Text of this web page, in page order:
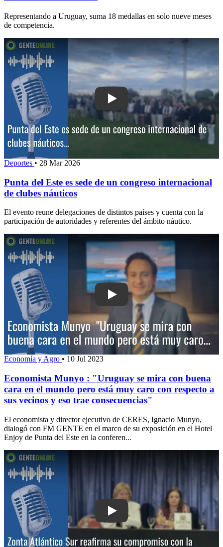
Representando a Uruguay, suma 18 medallas en solo nueve meses
de competencia.
Play: Punta del Este es sede de un
Deportes • 28 Mar 2026
Punta del Este es sede de un congreso internacional
de clubes náuticos
El evento reune delegaciones de distintos países y cuenta con la
participación de autoridades y referentes del ámbito náutico.
Play: Economista Munyo : "Uruguay
Economía y Agro • 10 Jul 2023
Economista Munyo : "Uruguay se mira con buena
cara en el mundo pero está muy caro con respecto a
sus vecinos y eso trae consecuencias"
El economista y director ejecutivo de CERES, Ignacio Munyo,
dialogó con FM GENTE en el marco de su exposición en el Hotel
Enjoy de Punta del Este en la conferen...
Play: Zonta Atlántico Sur reafirma su